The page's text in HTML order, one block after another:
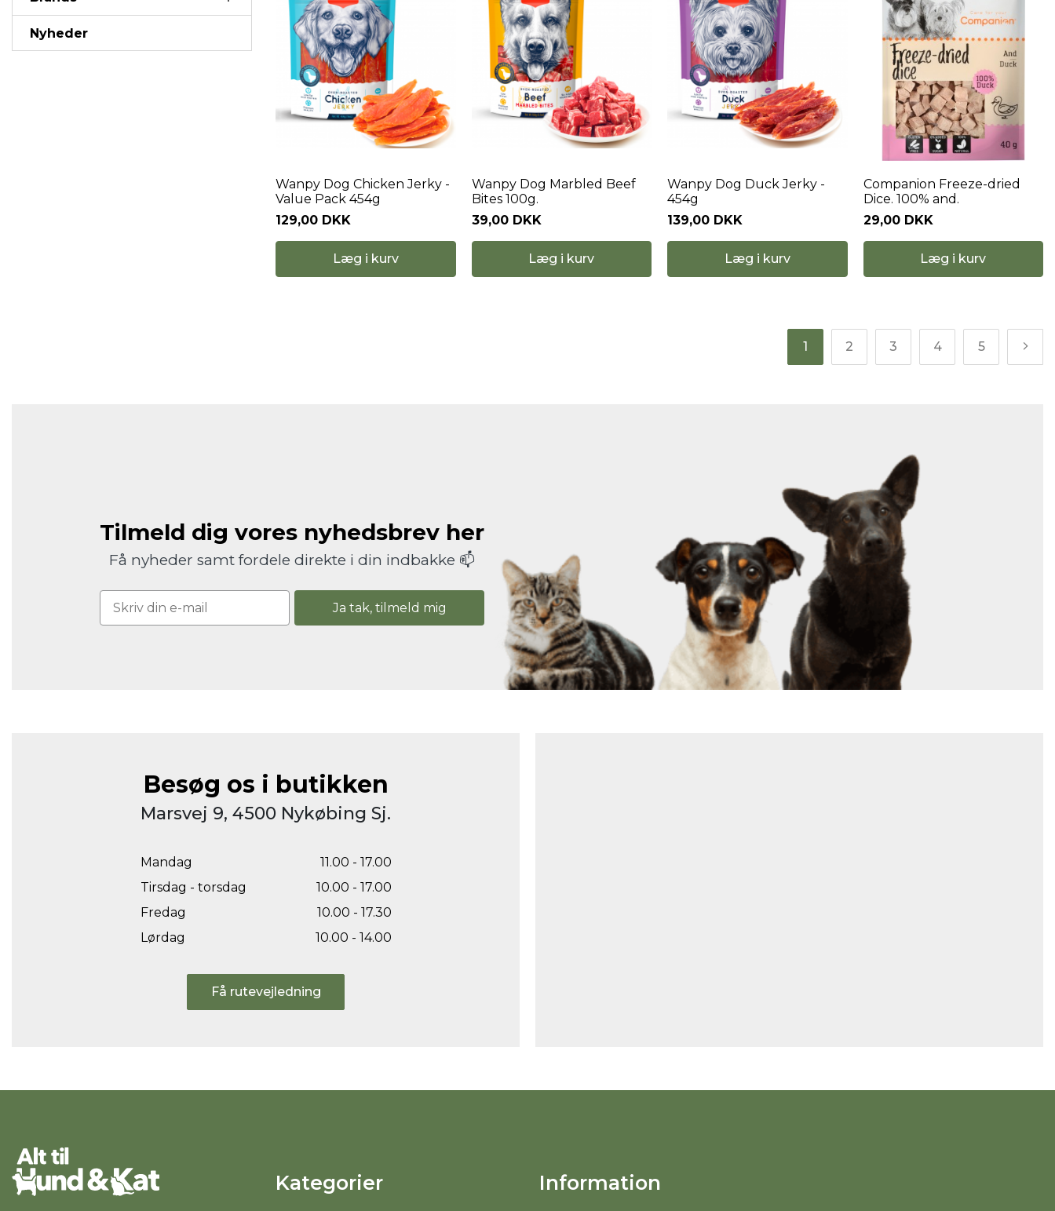
Nyheder
Wanpy Dog Chicken Jerky -
Value Pack 454g
129,00 DKK
Læg i kurv
Wanpy Dog Marbled Beef
Bites 100g.
39,00 DKK
Læg i kurv
Wanpy Dog Duck Jerky -
454g
139,00 DKK
Læg i kurv
Companion Freeze-dried
Dice. 100% and.
29,00 DKK
Læg i kurv
1 2 3 4 5
Tilmeld dig vores nyhedsbrev her
Få nyheder samt fordele direkte i din indbakke 📫
Ja tak, tilmeld mig
Besøg os i butikken
Marsvej 9, 4500 Nykøbing Sj.
Mandag
11.00 - 17.00
Tirsdag - torsdag
10.00 - 17.00
Fredag
10.00 - 17.30
Lørdag
10.00 - 14.00
Få rutevejledning
Kategorier Information